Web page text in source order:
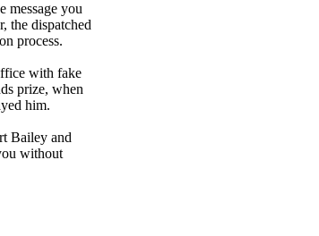
message you
the dispatched
process.
with fake
prize, when
him.
Bailey and
without